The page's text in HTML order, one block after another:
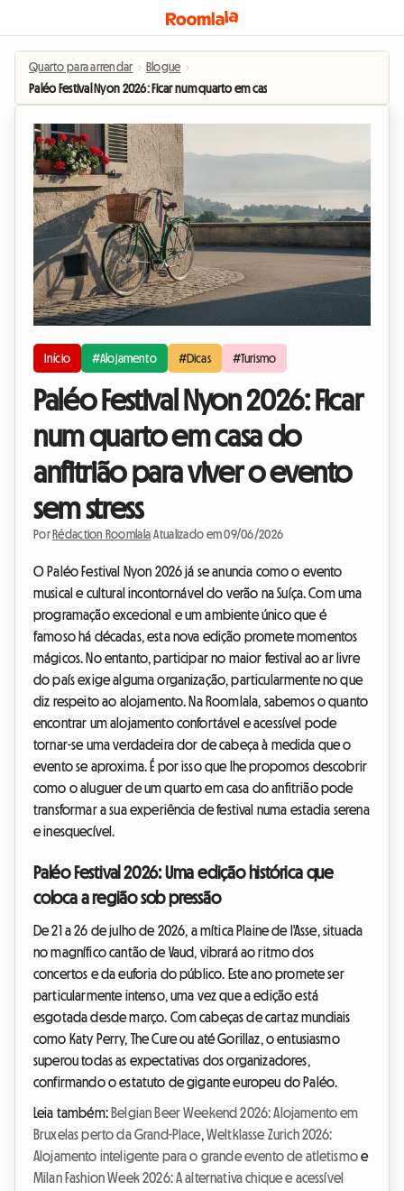
Quarto para arrendar › Blogue ›
Paléo Festival Nyon 2026: Ficar num quarto em casa do anfitrião para viver o
Início #Alojamento #Dicas #Turismo
Paléo Festival Nyon 2026: Ficar
num quarto em casa do
anfitrião para viver o evento
sem stress
Por Rédaction Roomlala |Atualizado em 09/06/2026
O Paléo Festival Nyon 2026 já se anuncia como o evento
musical e cultural incontornável do verão na Suíça. Com uma
programação excecional e um ambiente único que é
famoso há décadas, esta nova edição promete momentos
mágicos. No entanto, participar no maior festival ao ar livre
do país exige alguma organização, particularmente no que
diz respeito ao alojamento. Na Roomlala, sabemos o quanto
encontrar um alojamento confortável e acessível pode
tornar-se uma verdadeira dor de cabeça à medida que o
evento se aproxima. É por isso que lhe propomos descobrir
como o aluguer de um quarto em casa do anfitrião pode
transformar a sua experiência de festival numa estadia serena
e inesquecível.
Paléo Festival 2026: Uma edição histórica que
coloca a região sob pressão
De 21 a 26 de julho de 2026, a mítica Plaine de l'Asse, situada
no magnífico cantão de Vaud, vibrará ao ritmo dos
concertos e da euforia do público. Este ano promete ser
particularmente intenso, uma vez que a edição está
esgotada desde março. Com cabeças de cartaz mundiais
como Katy Perry, The Cure ou até Gorillaz, o entusiasmo
superou todas as expectativas dos organizadores,
confirmando o estatuto de gigante europeu do Paléo.
Leia também: Belgian Beer Weekend 2026: Alojamento em
Bruxelas perto da Grand-Place,Weltklasse Zurich 2026:
Alojamento inteligente para o grande evento de atletismoe
Milan Fashion Week 2026: A alternativa chique e acessível